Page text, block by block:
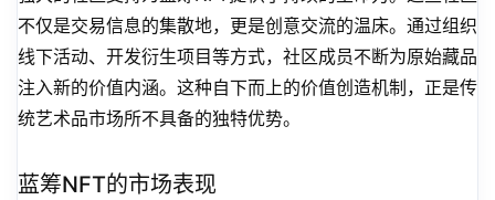
不仅是交易信息的集散地，更是创意交流的温床。通过组织
线下活动、开发衍生项目等方式，社区成员不断为原始藏品
注入新的价值内涵。这种自下而上的价值创造机制，正是传
统艺术品市场所不具备的独特优势。
蓝筹NFT的市场表现